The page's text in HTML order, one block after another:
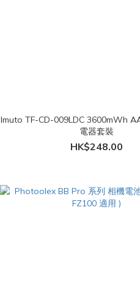
Imuto TF-CD-009LDC 3600mWh
電器套裝
HK$248.00